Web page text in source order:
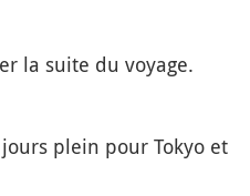
la suite du voyage.
plein pour Tokyo et